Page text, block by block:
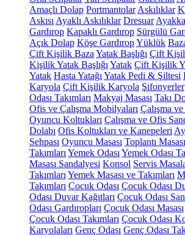
Amaçlı Dolap Portmantolar Askılıklar
Askısı Ayaklı Askılıklar Dresuar
Gardırop Kapaklı Gardırop Sürgülü
Açık Dolap Köşe GardıropYüklük
Çift Kişilik Baza Yatak Başlığı Çift
Kişilik Yatak Başlığı Yatak Çift Kişilik
Yatak Hasta Yatağı Yatak Pedi & Şiltesi
Karyola Çift Kişilik Karyola Şifonyerler
Odası Takımları Makyaj Masası Takı
Ofis ve Çalışma Mobilyaları Çalışma
Oyuncu Koltukları Çalışma ve Ofis
Dolabı Ofis Koltukları ve Kanepeleri
Sehpası Oyuncu Masası Toplantı Masası
Takımları Yemek Odası Yemek Odası
Masası Sandalyesi Konsol Servis
Takımları Yemek Masası ve Takımları
Takımları Çocuk Odası Çocuk Odası
Odası Duvar Kağıtları Çocuk Odası
Odası Gardıropları Çocuk Odası Masası
Çocuk Odası Takımları Çocuk Odası
Karyolaları Genç Odası Genç Odası